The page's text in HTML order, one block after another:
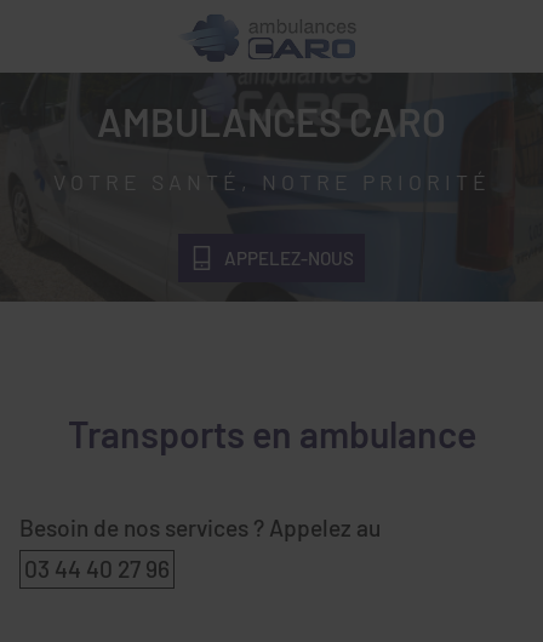
AMBULANCES CARO
VOTRE SANTÉ, NOTRE PRIORITÉ
APPELEZ-NOUS
Transports en ambulance
Besoin de nos services ? Appelez au
03 44 40 27 96